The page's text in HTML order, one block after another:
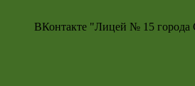
ВКонтакте "Лицей № 15 города